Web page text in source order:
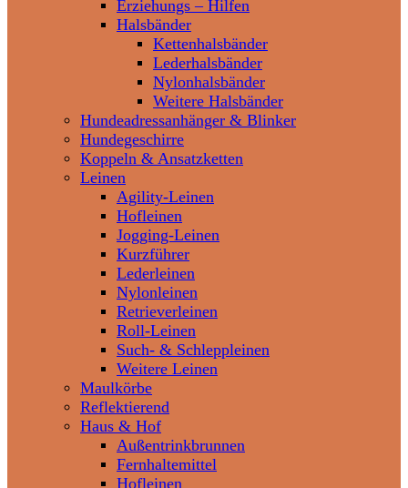
Erziehungs – Hilfen
Halsbänder
Kettenhalsbänder
Lederhalsbänder
Nylonhalsbänder
Weitere Halsbänder
Hundeadressanhänger & Blinker
Hundegeschirre
Koppeln & Ansatzketten
Leinen
Agility-Leinen
Hofleinen
Jogging-Leinen
Kurzführer
Lederleinen
Nylonleinen
Retrieverleinen
Roll-Leinen
Such- & Schleppleinen
Weitere Leinen
Maulkörbe
Reflektierend
Haus & Hof
Außentrinkbrunnen
Fernhaltemittel
Hofleinen